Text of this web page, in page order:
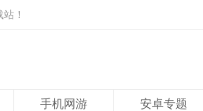
！
手机网游 安卓专题